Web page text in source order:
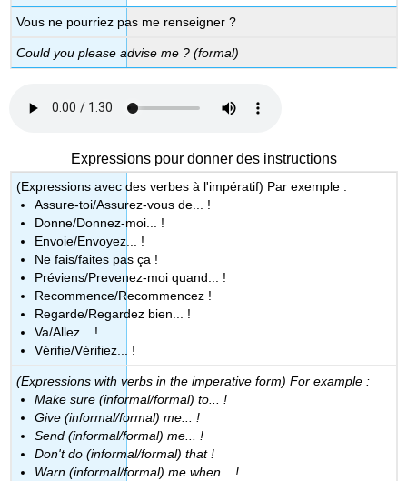
Vous ne pourriez pas me renseigner ?
Could you please advise me ? (formal)
Expressions pour donner des instructions
(Expressions avec des verbes à l'impératif) Par exemple :
Assure-toi/Assurez-vous de... !
Donne/Donnez-moi... !
Envoie/Envoyez... !
Ne fais/faites pas ça !
Préviens/Prevenez-moi quand... !
Recommence/Recommencez !
Regarde/Regardez bien... !
Va/Allez... !
Vérifie/Vérifiez... !
(Expressions with verbs in the imperative form) For example :
Make sure (informal/formal) to... !
Give (informal/formal) me... !
Send (informal/formal) me... !
Don't do (informal/formal) that !
Warn (informal/formal) me when... !